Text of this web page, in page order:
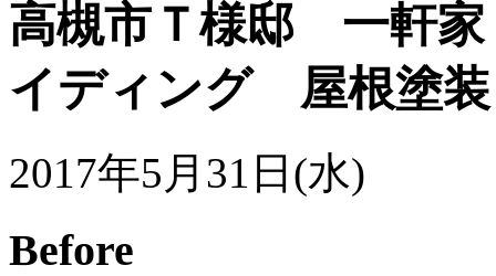
高槻市Ｔ様邸 一軒
イディング 屋根塗装
2017年5月31日(水)
Before